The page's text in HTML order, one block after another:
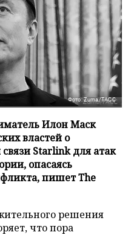
Фото: Zuma/ТАСС
Илон Маск
властей о
Starlink для атак
опасаясь
пишет The
решения
что пора